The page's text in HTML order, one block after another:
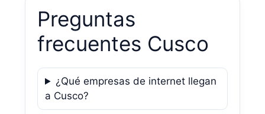
Preguntas
frecuentes Cusco
¿Qué empresas de internet llegan
a Cusco?